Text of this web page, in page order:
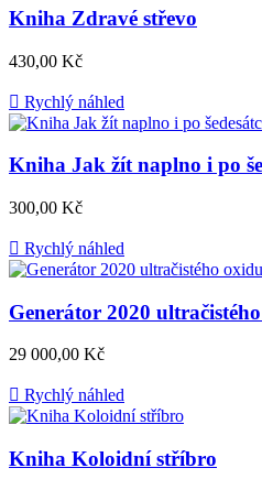
Kniha Zdravé střevo
Cena
430,00 Kč
 Rychlý náhled
Kniha Jak žít naplno i po
Cena
300,00 Kč
 Rychlý náhled
Generátor 2020
Cena
29 000,00 Kč
 Rychlý náhled
Kniha Koloidní stříbro